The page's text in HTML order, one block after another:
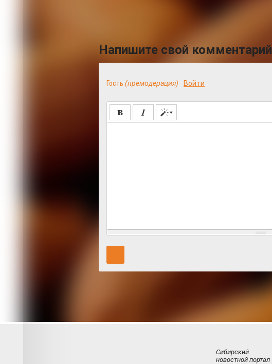
Напишите свой комментарий
Гость (премодерация) Войти
Сибирский
новостной портал